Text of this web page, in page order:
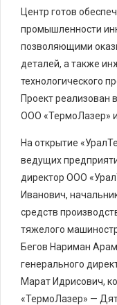
Центр готов
промышленности
позволяющими
деталей, а также
технологического
Проект реализован
ООО «ТермоЛазер»
На открытие
ведущих
директор ООО
Иванович,
средств
тяжелого
Бегов Нариман
генерального
Марат Идрисович,
«ТермоЛазер» —